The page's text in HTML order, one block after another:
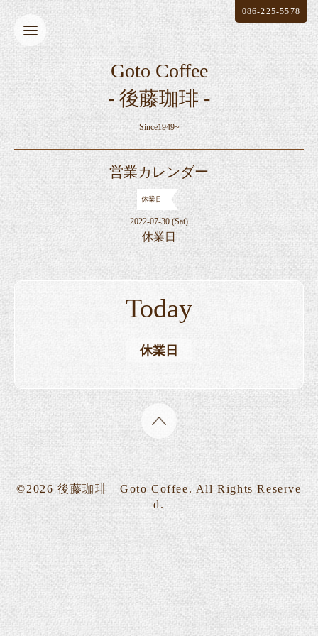
Goto Coffee
- 後藤珈琲 -
Since1949~
086-225-5578
営業カレンダー
休業日
2022-07-30 (Sat)
休業日
Today
休業日
©2026 後藤珈琲 Goto Coffee. All Rights Reserve
d.